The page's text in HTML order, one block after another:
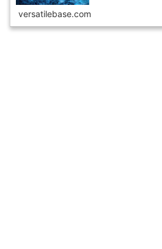
versatilebase.com